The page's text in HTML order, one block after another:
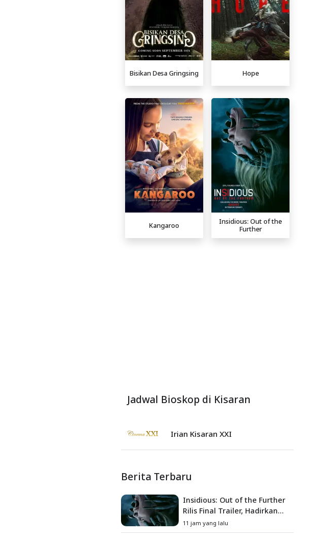
Bisikan Desa Gringsing Hope
Kangaroo
Insidious: Out of the
Further
Jadwal Bioskop di Kisaran
Irian Kisaran XXI
Berita Terbaru
Insidious: Out of the Further
Rilis Final Trailer, Hadirkan
Teror Baru, Iblis Kini Masuk
ke Dunia Manusia
11 jam yang lalu